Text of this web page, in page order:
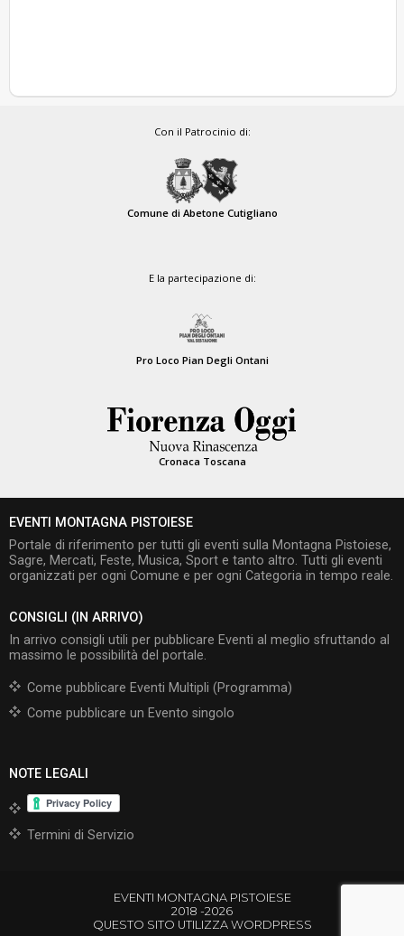
Con il Patrocinio di:
Comune di Abetone Cutigliano
E la partecipazione di:
Pro Loco Pian Degli Ontani
Cronaca Toscana
EVENTI MONTAGNA PISTOIESE
Portale di riferimento per tutti gli eventi sulla Montagna Pistoiese,
Sagre, Mercati, Feste, Musica, Sport e tanto altro. Tutti gli eventi
organizzati per ogni Comune e per ogni Categoria in tempo reale.
CONSIGLI (IN ARRIVO)
In arrivo consigli utili per pubblicare Eventi al meglio sfruttando al
massimo le possibilità del portale.
Come pubblicare Eventi Multipli (Programma)
Come pubblicare un Evento singolo
NOTE LEGALI
Termini di Servizio
EVENTI MONTAGNA PISTOIESE
2018 -2026
QUESTO SITO UTILIZZA WORDPRESS